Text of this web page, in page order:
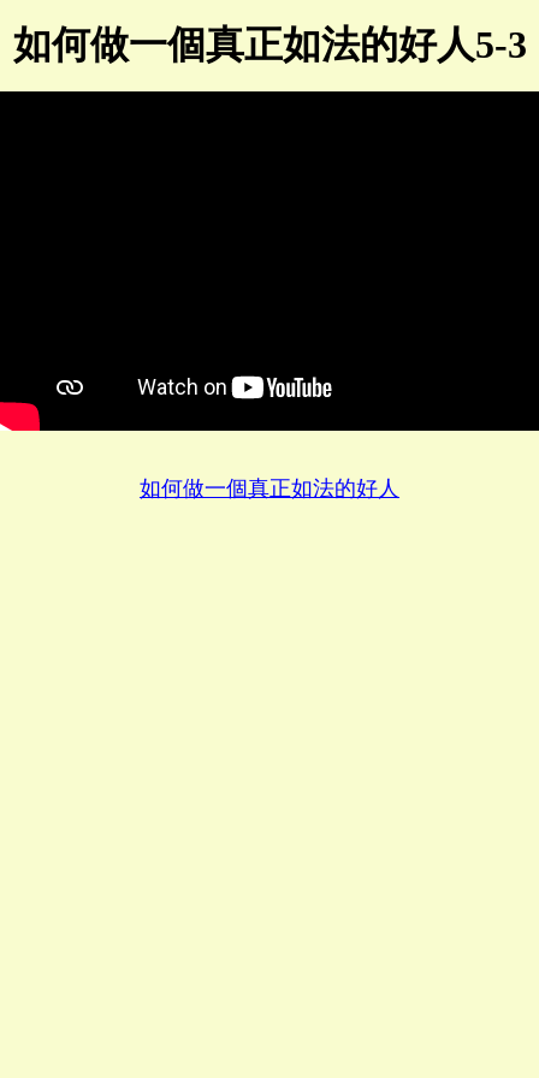
如何做一個真正如法的好人5-3
如何做一個真正如法的好人